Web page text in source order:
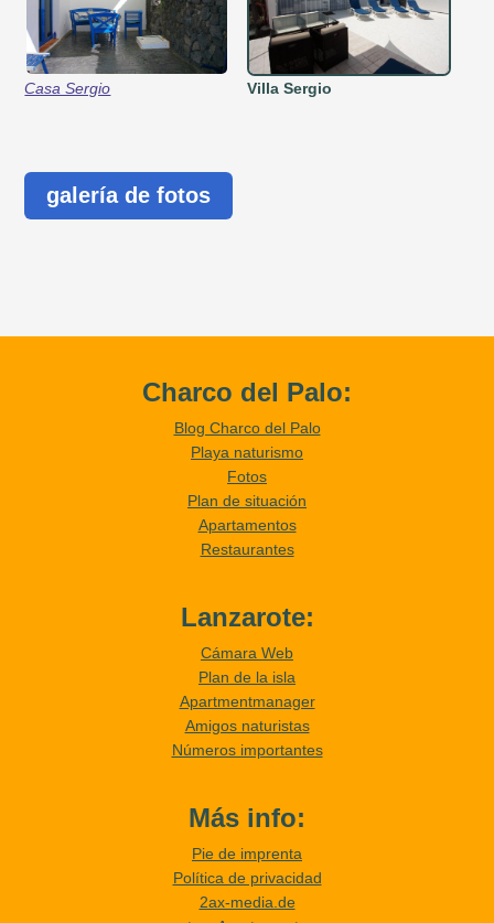
Casa Sergio Villa Sergio
galería de fotos
Charco del Palo:
Blog Charco del Palo
Playa naturismo
Fotos
Plan de situación
Apartamentos
Restaurantes
Lanzarote:
Cámara Web
Plan de la isla
Apartmentmanager
Amigos naturistas
Números importantes
Más info:
Pie de imprenta
Política de privacidad
2ax-media.de